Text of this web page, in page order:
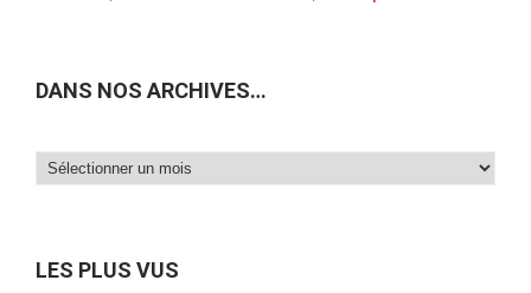
DANS NOS ARCHIVES…
Dans
LES PLUS VUS